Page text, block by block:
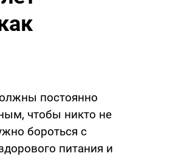
постоянно
чтобы никто не
бороться с
питания и